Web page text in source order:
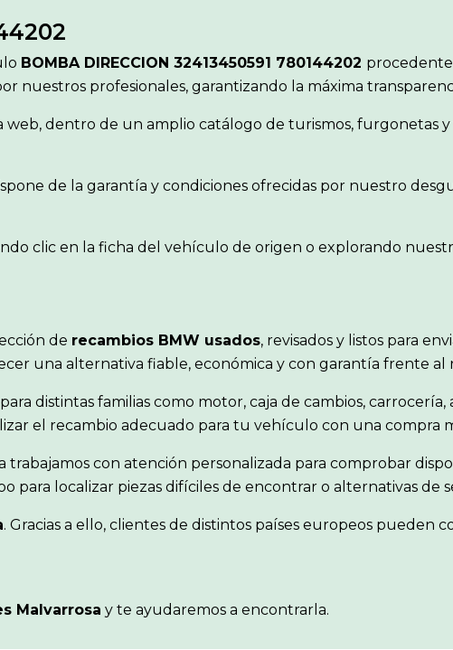
BOMBA DIRECCION 32413450591 780144202
nuestros profesionales, garantizando la máxima
web, dentro de un amplio catálogo de turismos, furgonetas
de la garantía y condiciones ofrecidas por nuestro
clic en la ficha del vehículo de origen o explorando
de recambios BMW usados, revisados y listos para
una alternativa fiable, económica y con garantía frente al
para distintas familias como motor, caja de cambios,
el recambio adecuado para tu vehículo con una compra
trabajamos con atención personalizada para comprobar
localizar piezas difíciles de encontrar o alternativas de
. Gracias a ello, clientes de distintos países europeos pueden
Malvarrosa y te ayudaremos a encontrarla.